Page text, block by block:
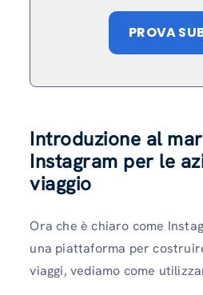
PROVA
Introduzione al
Instagram per le
viaggio
Ora che è chiaro come
una piattaforma per
viaggi, vediamo come